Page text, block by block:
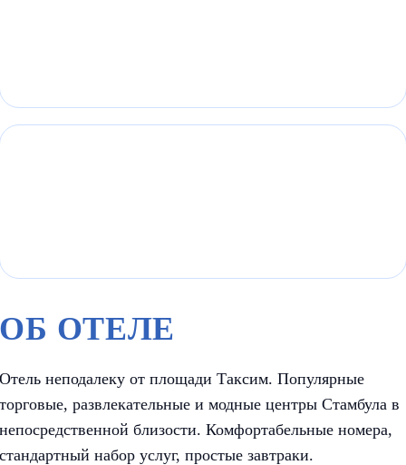
ОБ ОТЕЛЕ
Отель неподалеку от площади Таксим. Популярные
торговые, развлекательные и модные центры Стамбула в
непосредственной близости. Комфортабельные номера,
стандартный набор услуг, простые завтраки.